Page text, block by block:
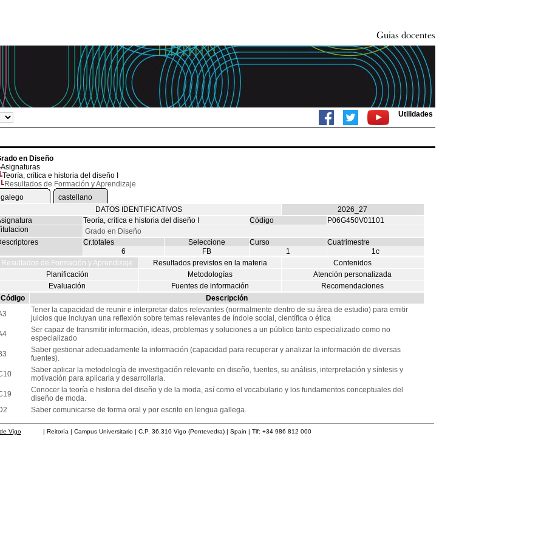
Utilidades
en Diseño
Asignaturas
Teoría, crítica e historia del diseño I
Resultados de Formación y Aprendizaje
galego
castellano
DATOS IDENTIFICATIVOS
2026_27
Teoría, crítica e historia del diseño I Código
P06G450V01101
Grado en Diseño
Cr.totales Seleccione Curso
Cuatrimestre
6
FB 1
1c
Resultados de Formación y Aprendizaje
Resultados previstos en la materia
Contenidos
Planificación
Metodologías
Atención personalizada
Evaluación
Fuentes de información
Recomendaciones
Código
Descripción
Tener la capacidad de reunir e interpretar datos relevantes (normalmente dentro de su área de estudio) para emitir
juicios que incluyan una reflexión sobre temas relevantes de índole social, científica o ética
Ser capaz de transmitir información, ideas, problemas y soluciones a un público tanto especializado como no
especializado
Saber gestionar adecuadamente la información (capacidad para recuperar y analizar la información de diversas
fuentes).
Saber aplicar la metodología de investigación relevante en diseño, fuentes, su análisis, interpretación y síntesis y
motivación para aplicarla y desarrollarla.
Conocer la teoría e historia del diseño y de la moda, así como el vocabulario y los fundamentos conceptuales del
diseño de moda.
Saber comunicarse de forma oral y por escrito en lengua gallega.
Vigo| Reitoría | Campus Universitario | C.P. 36.310 Vigo (Pontevedra) | Spain | Tlf: +34 986 812 000